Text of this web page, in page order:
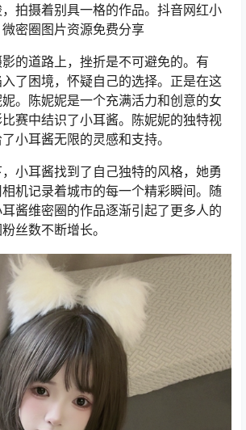
拍摄着别具一格的作品。抖音网红小
密圈图片资源免费分享
的道路上，挫折是不可避免的。有
了困境，怀疑自己的选择。正是在这
。陈妮妮是一个充满活力和创意的女
赛中结识了小耳酱。陈妮妮的独特视
小耳酱无限的灵感和支持。
小耳酱找到了自己独特的风格，她勇
机记录着城市的每一个精彩瞬间。随
酱维密圈的作品逐渐引起了更多人的
丝数不断增长。